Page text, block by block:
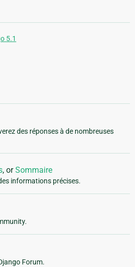
5.1
des réponses à de nombreuses
, orSommaire
informations précises.
Forum.